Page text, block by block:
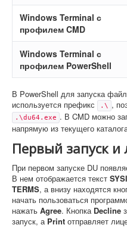
Windows Terminal с
профилем CMD
Windows Terminal с
профилем PowerShell
В PowerShell для запуска
используется префикс
.\ ,
.\du64.exe . В CMD можно
напрямую из текущего
Первый запуск
При первом запуске DU
В нем отображается текст
TERMS, а внизу находятся
начать пользоваться
нажать Agree. Кнопка Decline
запуск, а Print отправляет